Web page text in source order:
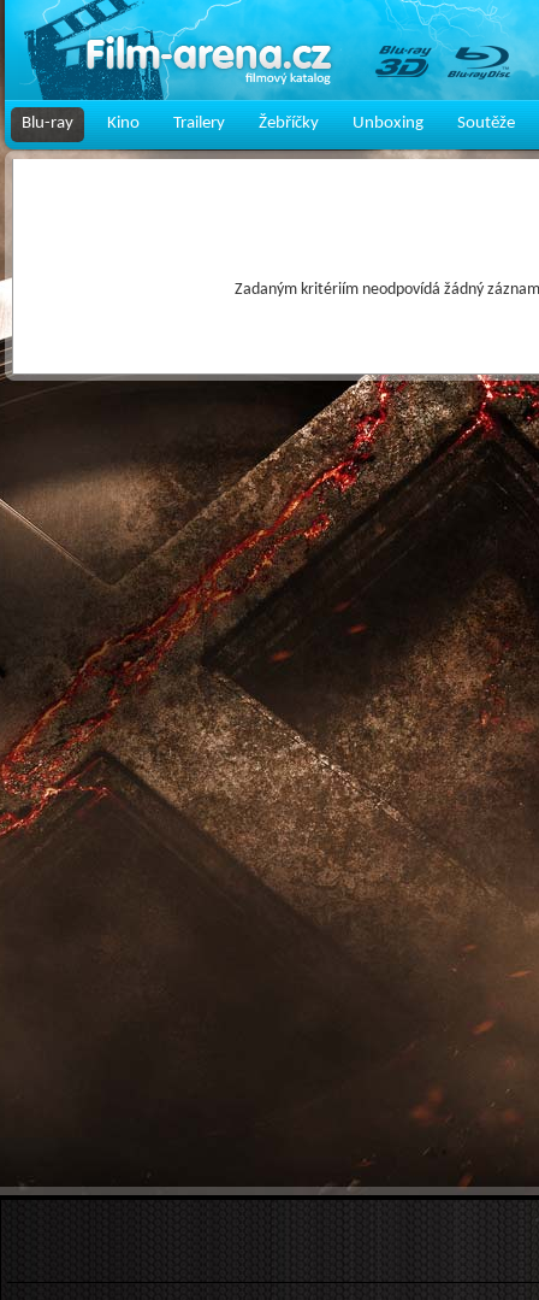
Blu-ray Kino Trailery Žebříčky Unboxing Soutěže
Zadaným kritériím neodpovídá žádný